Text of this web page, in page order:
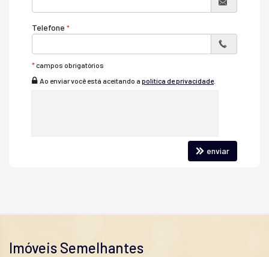
Telefone
*campos obrigatórios
Ao enviar você está aceitando a política de privacidade.
enviar
Imóveis Semelhantes